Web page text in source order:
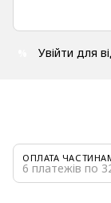
Увійти для
ОПЛАТА
6 платежів по